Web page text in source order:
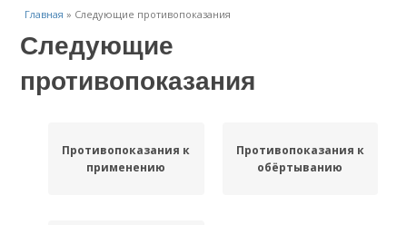
Главная » Следующие противопоказания
Следующие
противопоказания
Противопоказания к
применению
Противопоказания к
обёртыванию